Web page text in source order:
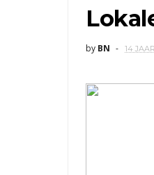
by BN 14